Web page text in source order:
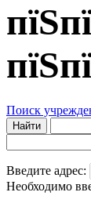
Поиск
Введите адрес:
Необходимо